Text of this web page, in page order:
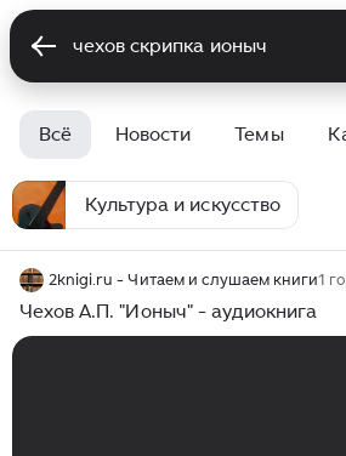
Всё Новости Темы
Культура и искусство
2knigi.ru - Читаем и слушаем книги1
Чехов А.П. "Ионыч" - аудиокнига